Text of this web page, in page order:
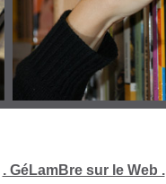
. GéLamBre sur le Web .